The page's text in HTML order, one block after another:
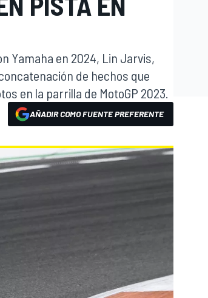
Yamaha en 2024, Lin Jarvis,
de hechos que
en la parrilla de MotoGP 2023.
AÑADIR COMO FUENTE PREFERENTE